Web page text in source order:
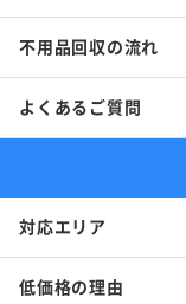
不用品回収の流れ
よくあるご質問
対応エリア
低価格の理由